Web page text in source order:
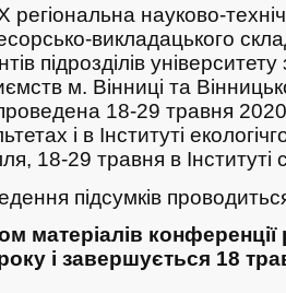
науково-
викладацького
підрозділів
м. Вінниці та
18-29 травня
і в Інституті
18-29 травня в
підсумків
матеріалів
і завершується 18